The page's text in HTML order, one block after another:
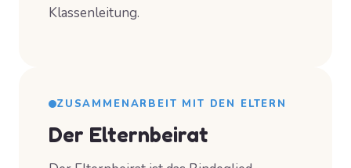
Klassenleitung.
ZUSAMMENARBEIT MIT DEN ELTERN
Der Elternbeirat